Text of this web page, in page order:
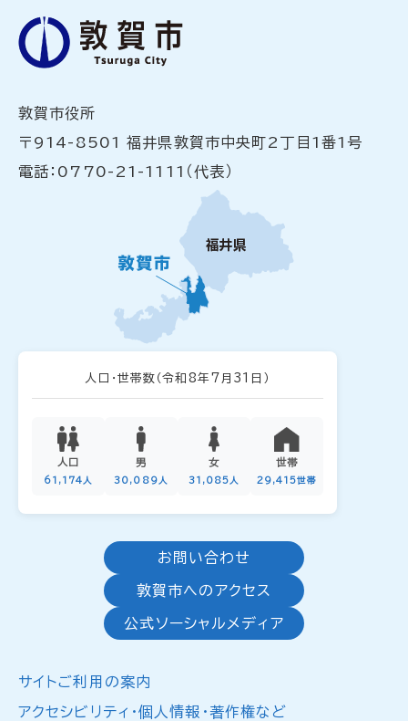
敦賀市役所
〒914-8501 福井県敦賀市中央町2丁目1番1号
電話：0770-21-1111（代表）
人口・世帯数 （令和8年7月31日）
人口
61,174人
男
30,089人
女
31,085人
世帯
29,415世帯
お問い合わせ
敦賀市へのアクセス
公式ソーシャルメディア
サイトご利用の案内
アクセシビリティ・個人情報・著作権など